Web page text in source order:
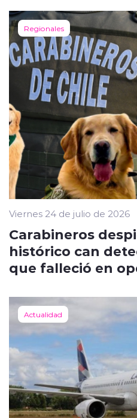
Regionales
Viernes 24 de julio de 2026
Carabineros
histórico can
que falleció en
Actualidad